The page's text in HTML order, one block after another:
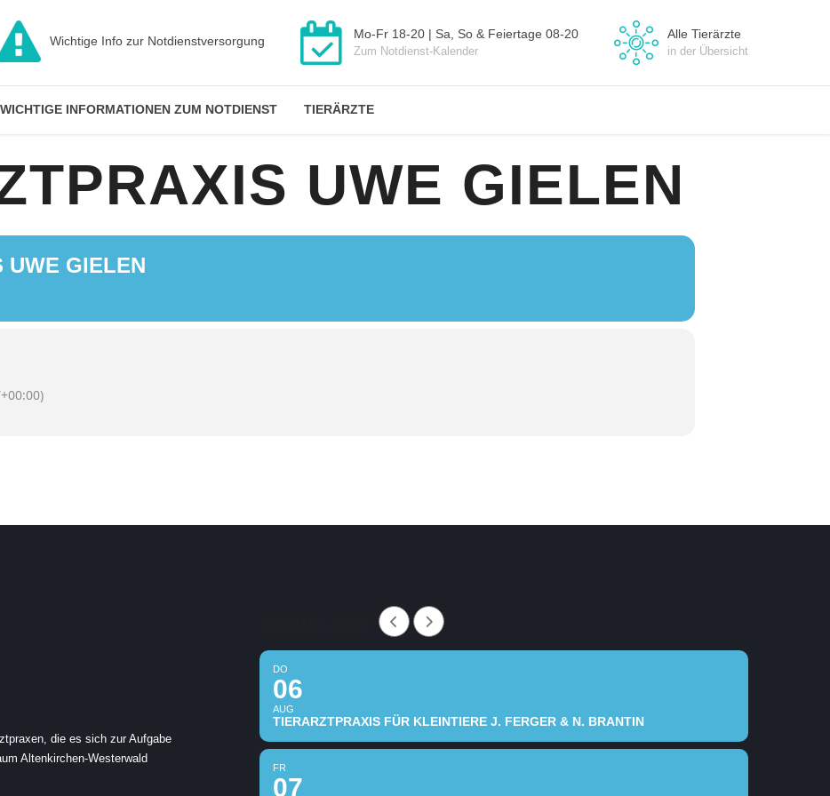
Wichtige Info zur Notdienstversorgung Mo-Fr 18-20 | Sa, So & Feiertage 08-20
Zum Notdienst-Kalender
Alle Tierärzte
in der Übersicht
WICHTIGE INFORMATIONEN ZUM NOTDIENST TIERÄRZTE
UWE GIELEN
UWE GIELEN
die es sich zur Aufgabe
Altenkirchen-Westerwald
DO
06
AUG
TIERARZTPRAXIS FÜR KLEINTIERE J. FERGER & N. BRANTIN
FR
07